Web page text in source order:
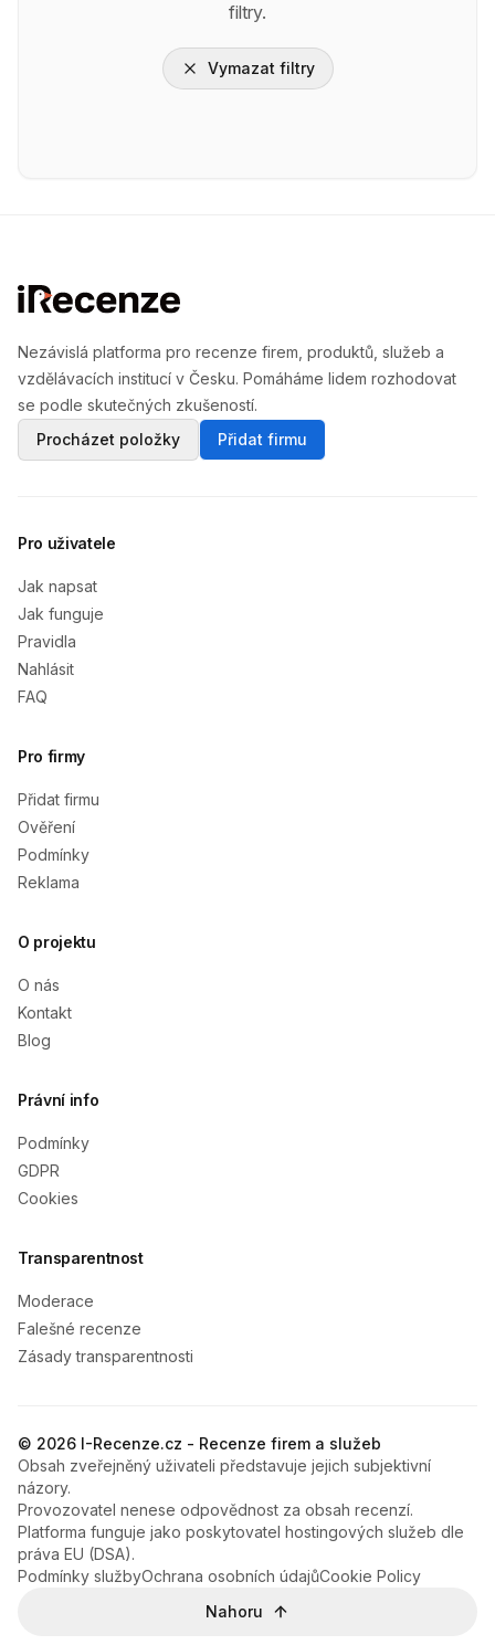
filtry.
Vymazat filtry
Nezávislá platforma pro recenze firem, produktů, služeb a
vzdělávacích institucí v Česku. Pomáháme lidem rozhodovat
se podle skutečných zkušeností.
Procházet položky
Přidat firmu
Pro uživatele
Jak napsat
Jak funguje
Pravidla
Nahlásit
FAQ
Pro firmy
Přidat firmu
Ověření
Podmínky
Reklama
O projektu
O nás
Kontakt
Blog
Právní info
Podmínky
GDPR
Cookies
Transparentnost
Moderace
Falešné recenze
Zásady transparentnosti
© 2026 I-Recenze.cz - Recenze firem a služeb
Obsah zveřejněný uživateli představuje jejich subjektivní
názory.
Provozovatel nenese odpovědnost za obsah recenzí.
Platforma funguje jako poskytovatel hostingových služeb dle
práva EU (DSA).
Podmínky službyOchrana osobních údajůCookie Policy
Nahoru